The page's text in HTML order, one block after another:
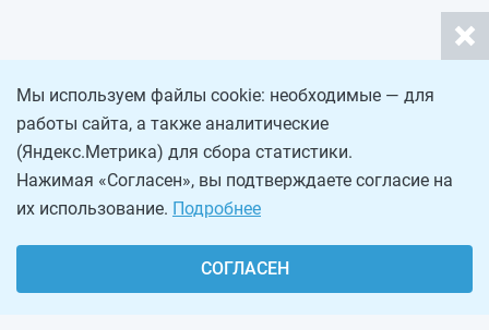
Мы используем файлы cookie: необходимые — для
работы сайта, а также аналитические
(Яндекс.Метрика) для сбора статистики.
Нажимая «Согласен», вы подтверждаете согласие на
их использование. Подробнее
СОГЛАСЕН